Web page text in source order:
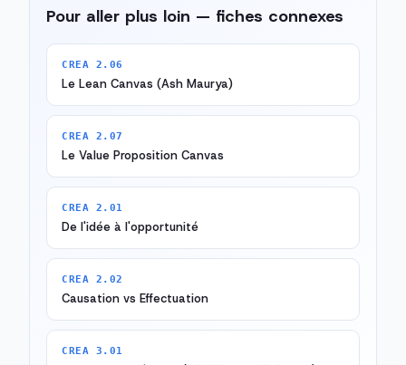
Pour aller plus loin — fiches connexes
CREA 2.06
Le Lean Canvas (Ash Maurya)
CREA 2.07
Le Value Proposition Canvas
CREA 2.01
De l'idée à l'opportunité
CREA 2.02
Causation vs Effectuation
CREA 3.01